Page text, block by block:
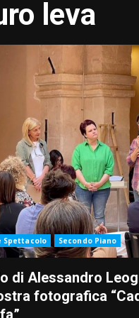
leva
Spettacolo Secondo Piano
di Alessandro
fotografica